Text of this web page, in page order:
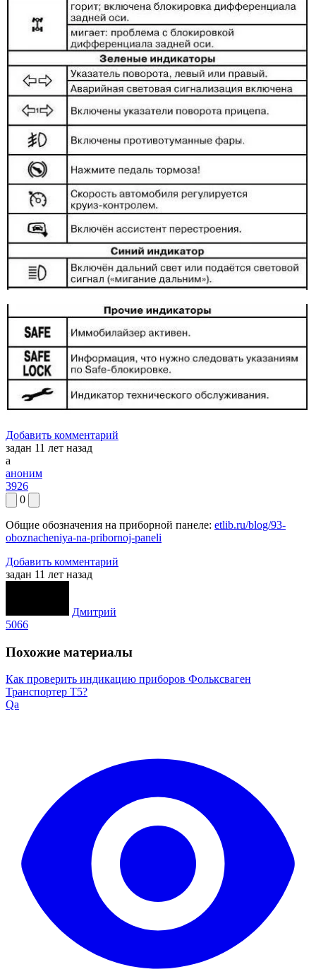
Добавить комментарий
задан 11 лет назад
а
аноним
3926
0
Общие обозначения на приборной панеле: etlib.ru/blog/93-
oboznacheniya-na-pribornoj-paneli
Добавить комментарий
задан 11 лет назад
Дмитрий
5066
Похожие материалы
Как проверить индикацию приборов Фольксваген
Транспортер Т5?
Qa